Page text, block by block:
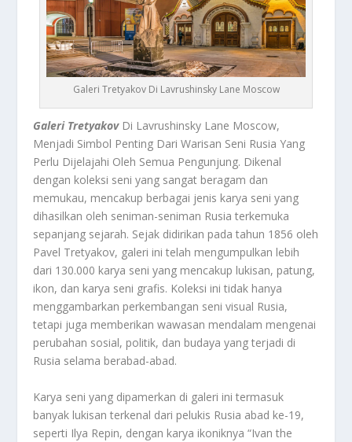
Galeri Tretyakov Di Lavrushinsky Lane Moscow
Galeri TretyakovDi Lavrushinsky Lane Moscow,
Menjadi Simbol Penting Dari Warisan Seni Rusia Yang
Perlu Dijelajahi Oleh Semua Pengunjung. Dikenal
dengan koleksi seni yang sangat beragam dan
memukau, mencakup berbagai jenis karya seni yang
dihasilkan oleh seniman-seniman Rusia terkemuka
sepanjang sejarah. Sejak didirikan pada tahun 1856 oleh
Pavel Tretyakov, galeri ini telah mengumpulkan lebih
dari 130.000 karya seni yang mencakup lukisan, patung,
ikon, dan karya seni grafis. Koleksi ini tidak hanya
menggambarkan perkembangan seni visual Rusia,
tetapi juga memberikan wawasan mendalam mengenai
perubahan sosial, politik, dan budaya yang terjadi di
Rusia selama berabad-abad.
Karya seni yang dipamerkan di galeri ini termasuk
banyak lukisan terkenal dari pelukis Rusia abad ke-19,
seperti Ilya Repin, dengan karya ikoniknya “Ivan the